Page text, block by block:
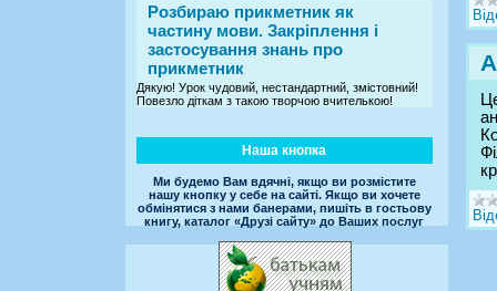
Розбираю прикметник як
частину мови. Закріплення і
застосування знань про
прикметник
Дякую! Урок чудовий, нестандартний, змістовний!
Повезло діткам з такою творчою вчителькою!
Наша кнопка
Ми будемо Вам вдячні, якщо ви розмістите
нашу кнопку у себе на сайті. Якщо ви хочете
обмінятися з нами банерами, пишіть в гостьову
книгу, каталог «Друзі сайту» до Ваших послуг